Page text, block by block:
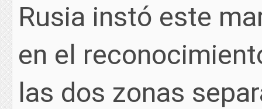
Rusia instó este
en el
las dos zonas